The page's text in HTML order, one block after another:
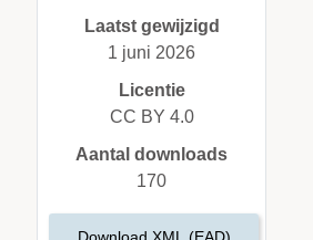
Laatst gewijzigd
1 juni 2026
Licentie
CC BY 4.0
Aantal downloads
170